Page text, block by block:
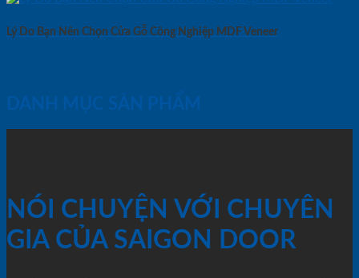
Lý Do Bạn Nên Chọn Cửa Gỗ Công Nghiệp MDF Veneer
DANH MỤC SẢN PHẨM
NÓI CHUYỆN VỚI CHUYÊN
GIA CỦA SAIGON DOOR